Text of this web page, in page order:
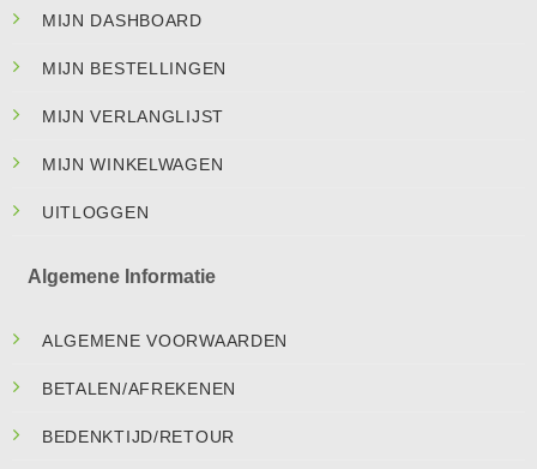
MIJN DASHBOARD
MIJN BESTELLINGEN
MIJN VERLANGLIJST
MIJN WINKELWAGEN
UITLOGGEN
Algemene Informatie
ALGEMENE VOORWAARDEN
BETALEN/AFREKENEN
BEDENKTIJD/RETOUR